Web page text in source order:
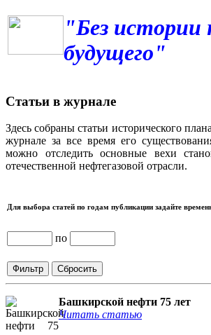
"Без истории
будущего"
Статьи в журнале
Здесь собраны статьи исторического
журнале за все время его
можно отследить основные вехи
отечественной нефтегазовой отрасли.
Для выбора статей по годам публикации задайте
по
Башкирской нефти 75 лет
Читать статью